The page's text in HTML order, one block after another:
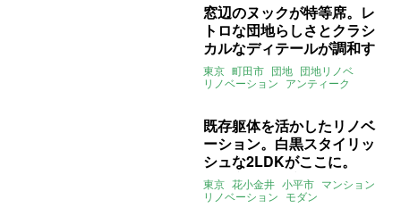
窓辺のヌックが特等席。レ
トロな団地らしさとクラシ
カルなディテールが調和す
るリノベルーム（東京都町
田市50㎡の売買物件）
東京 町田市 団地 団地リノベ
リノベーション アンティーク
ヌック 売買
既存躯体を活かしたリノベ
ーション。白黒スタイリッ
シュな2LDKがここに。
（東京都小平市63㎡の売買
物件）
東京 花小金井 小平市 マンション
リノベーション モダン